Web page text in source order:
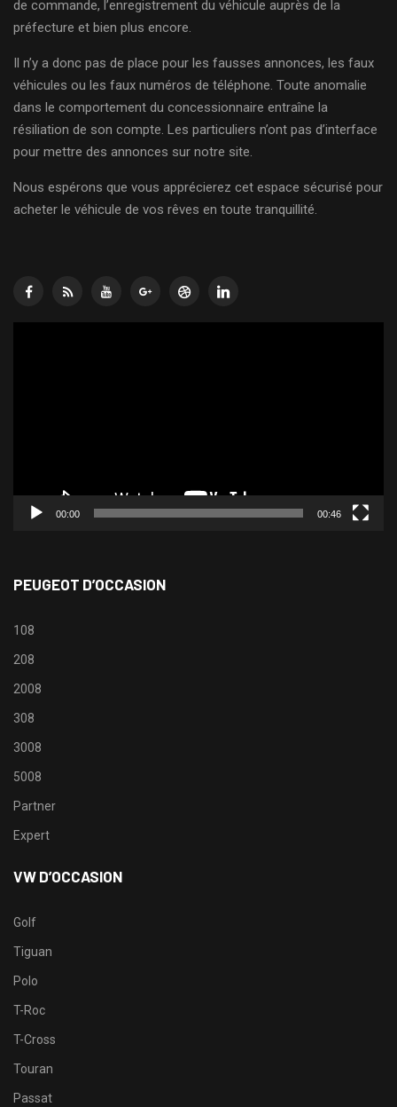
de commande, l’enregistrement du véhicule auprès de la
préfecture et bien plus encore.
Il n’y a donc pas de place pour les fausses annonces, les faux
véhicules ou les faux numéros de téléphone. Toute anomalie
dans le comportement du concessionnaire entraîne la
résiliation de son compte. Les particuliers n’ont pas d’interface
pour mettre des annonces sur notre site.
Nous espérons que vous apprécierez cet espace sécurisé pour
acheter le véhicule de vos rêves en toute tranquillité.
00:00 00:46
PEUGEOT D’OCCASION
108
208
2008
308
3008
5008
Partner
Expert
VW D’OCCASION
Golf
Tiguan
Polo
T-Roc
T-Cross
Touran
Passat